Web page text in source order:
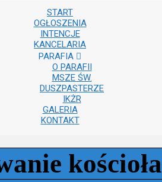
START
OGŁOSZENIA
INTENCJE
KANCELARIA
PARAFIA
O PARAFII
MSZE ŚW.
DUSZPASTERZE
IKŻR
GALERIA
KONTAKT
kościoła